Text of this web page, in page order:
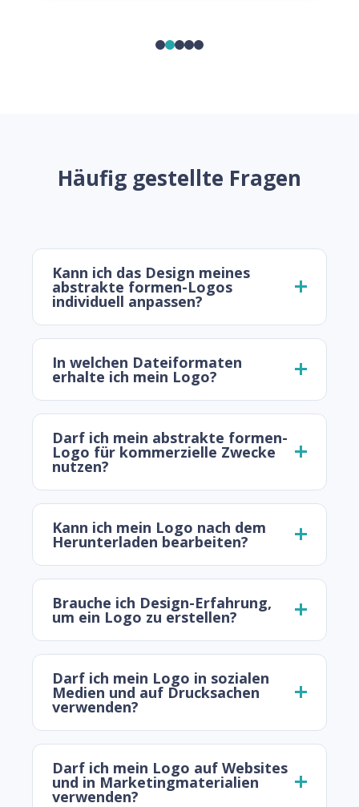
Häufig gestellte Fragen
Kann ich das Design meines
abstrakte formen-Logos
individuell anpassen?
In welchen Dateiformaten
erhalte ich mein Logo?
Darf ich mein abstrakte formen-
Logo für kommerzielle Zwecke
nutzen?
Kann ich mein Logo nach dem
Herunterladen bearbeiten?
Brauche ich Design-Erfahrung,
um ein Logo zu erstellen?
Darf ich mein Logo in sozialen
Medien und auf Drucksachen
verwenden?
Darf ich mein Logo auf Websites
und in Marketingmaterialien
verwenden?